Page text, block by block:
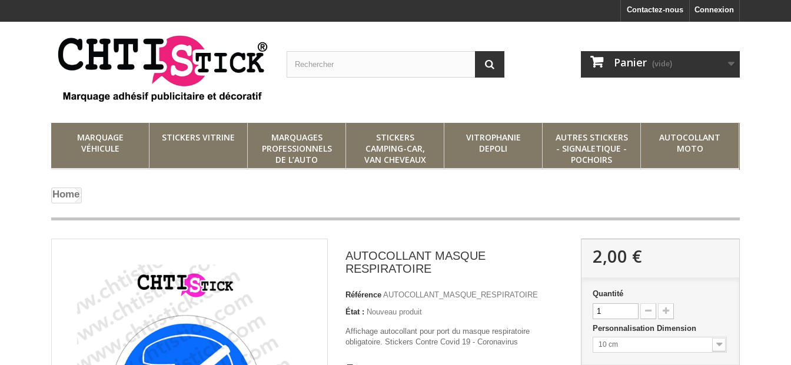
Connexion
Contactez-nous
Panier (vide)
MARQUAGE
VÉHICULE
STICKERS VITRINE
MARQUAGES
PROFESSIONNELS
DE L’AUTO
STICKERS
CAMPING-CAR,
VAN CHEVEAUX
VITROPHANIE
DEPOLI
AUTRES STICKERS
- SIGNALETIQUE -
POCHOIRS
AUTOCOLLANT
MOTO
Home
AUTOCOLLANT MASQUE
RESPIRATOIRE
Référence AUTOCOLLANT_MASQUE_RESPIRATOIRE
État : Nouveau produit
Affichage autocollant pour port du masque respiratoire
obligatoire. Stickers Contre Covid 19 - Coronavirus
2,00 €
Quantité
Personnalisation Dimension
10 cm